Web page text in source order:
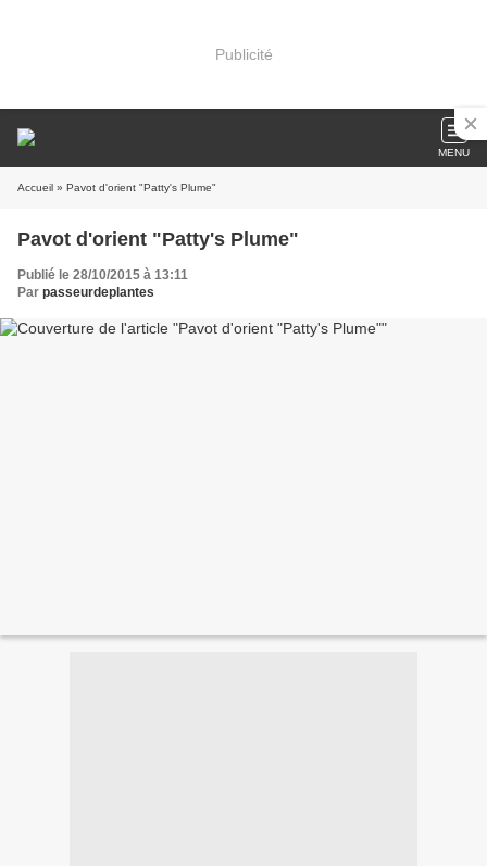
Publicité
MENU
Accueil » Pavot d'orient "Patty's Plume"
Pavot d'orient "Patty's Plume"
Publié le 28/10/2015 à 13:11
Par passeurdeplantes